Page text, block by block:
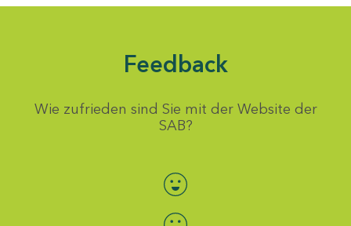
Feedback
Wie zufrieden sind Sie mit der Website der
SAB?
Bewertung auswählen